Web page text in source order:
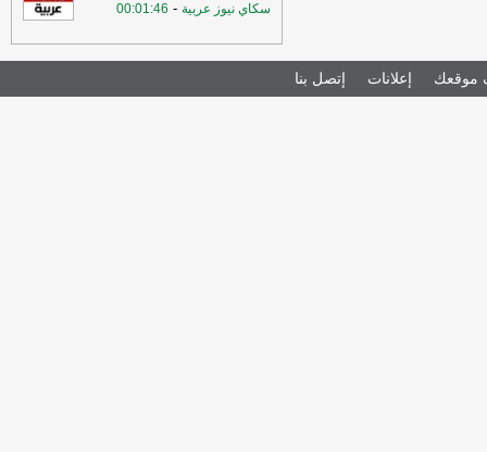
سكاي نيوز عربية -
00:01:46
موقعك إعلانات إتصل بنا